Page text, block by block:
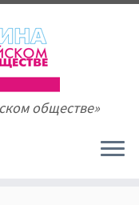
обществе»